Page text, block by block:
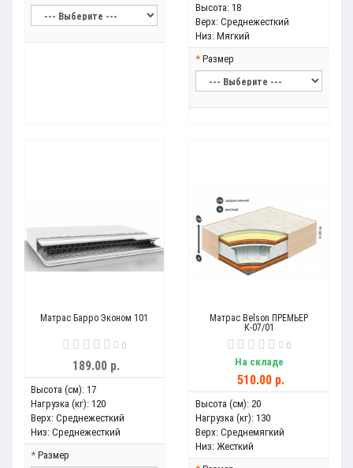
Высота: 18
Верх: Среднежесткий
Низ: Мягкий
Размер
Матрас Барро Эконом 101
0
189.00 р.
Высота (см): 17
Нагрузка (кг): 120
Верх: Среднежесткий
Низ: Среднежесткий
Размер
Матрас Belson ПРЕМЬЕР
К-07/01
0
На складе
510.00 р.
Высота (см): 20
Нагрузка (кг): 130
Верх: Среднемягкий
Низ: Жесткий